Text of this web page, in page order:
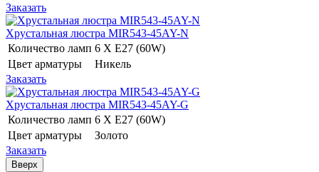
Заказать
Хрустальная люстра MIR543-45AY-N
Количество ламп 6 Х E27 (60W)
Цвет арматуры
Никель
Заказать
Хрустальная люстра MIR543-45AY-G
Количество ламп 6 Х E27 (60W)
Цвет арматуры
Золото
Заказать
Вверх